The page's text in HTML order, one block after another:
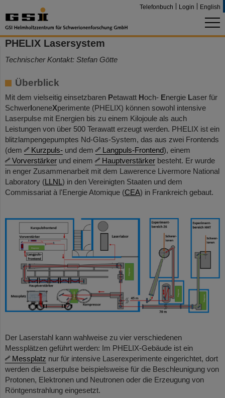
Telefonbuch Login English
PHELIX Lasersystem
Technischer Kontakt: Stefan Götte
Überblick
Mit dem vielseitig einsetzbaren Petawatt Hoch- Energie Laser für
SchwerIoneneXperimente (PHELIX) können sowohl intensive
Laserpulse mit Energien bis zu einem Kilojoule als auch
Leistungen von über 500 Terawatt erzeugt werden. PHELIX ist ein
blitzlampengepumptes Nd-Glas-System, das aus zwei Frontends
(dem
Kurzpuls- und dem Langpuls-Frontend), einem
Vorverstärker und einem Hauptverstärker besteht. Er wurde
in enger Zusammenarbeit mit dem Lawerence Livermore National
Laboratory (LLNL ) in den Vereinigten Staaten und dem
Commissariat à l'Energie Atomique (CEA) in Frankreich gebaut.
Der Laserstahl kann wahlweise zu vier verschiedenen
Messplätzen geführt werden: Im PHELIX-Gebäude ist ein
Messplatz nur für intensive Laserexperimente eingerichtet, dort
werden die Laserpulse beispielsweise für die Beschleunigung von
Protonen, Elektronen und Neutronen oder die Erzeugung von
Röntgenstrahlung eingesetzt.